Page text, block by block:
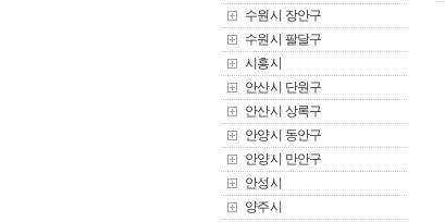
수원시 장안구
수원시 팔달구
시흥시
안산시 단원구
안산시 상록구
안양시 동안구
안양시 만안구
안성시
양주시